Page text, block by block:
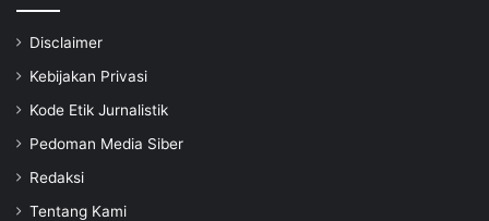
Disclaimer
Kebijakan Privasi
Kode Etik Jurnalistik
Pedoman Media Siber
Redaksi
Tentang Kami